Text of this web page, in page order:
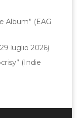
Album” (EAG
luglio 2026)
(Indie